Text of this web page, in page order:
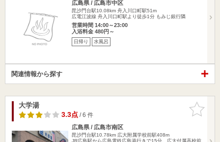
広島県 / 広島市中区
毘沙門台駅10.08km 舟入川口町駅51m
広電江波線 舟入川口町駅より徒歩1分 もみじ銀行隣
営業時間 14:00～23:00
入浴料金 480円～
日帰り 水風呂
関連情報から探す
お気に入
りに追加
大学湯
3.3点/ 6 件
広島県 / 広島市南区
毘沙門台駅10.78km 広大附属学校前駅408m
JR広島駅から広島電鉄広島港行きで15分、広大付属高校前